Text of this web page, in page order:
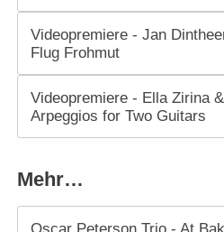
Videopremiere - Jan
Flug Frohmut
Videopremiere - Ella Zirina
Arpeggios for Two Guitars
Mehr…